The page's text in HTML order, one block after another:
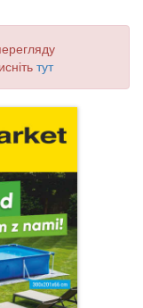
тут